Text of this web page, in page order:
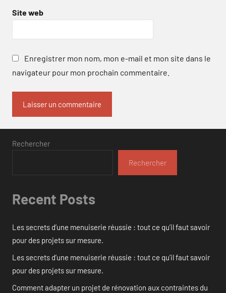
Site web
Enregistrer mon nom, mon e-mail et mon site dans le
navigateur pour mon prochain commentaire.
Rechercher
Rechercher
Recent Posts
Les secrets d’une menuiserie réussie : tout ce qu’il faut savoir
pour des projets sur mesure.
Les secrets d’une menuiserie réussie : tout ce qu’il faut savoir
pour des projets sur mesure.
Comment adapter un projet de rénovation aux contraintes du